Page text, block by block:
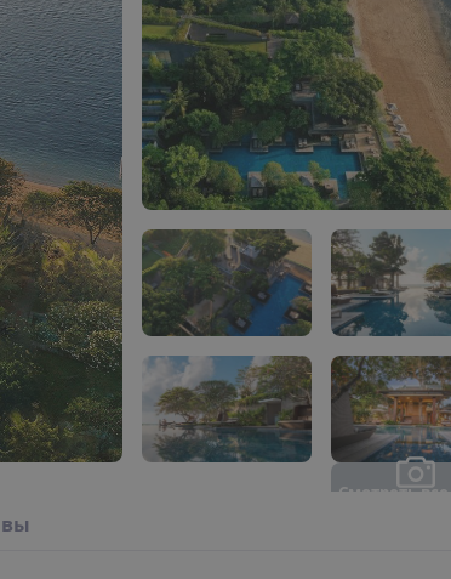
Смотреть все